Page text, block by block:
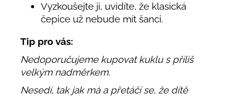
Vyzkoušejte ji, uvidíte, že klasická
čepice už nebude mít šanci.
Tip pro vás:
Nedoporučujeme kupovat kuklu s příliš
velkým nadměrkem.
Nesedí, tak jak má a přetáčí se, že dítě